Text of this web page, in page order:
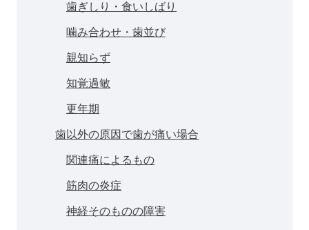
歯ぎしり・食いしばり
噛み合わせ・歯並び
親知らず
知覚過敏
更年期
歯以外の原因で歯が痛い場合
関連痛によるもの
筋肉の炎症
神経そのものの障害